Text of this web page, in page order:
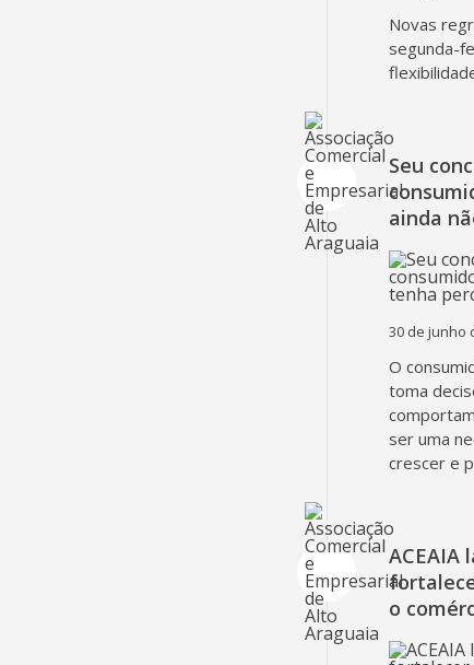
Novas
segunda-
Seu
ainda
30 de junho
O
toma
ser uma
crescer e
ACEAIA
o